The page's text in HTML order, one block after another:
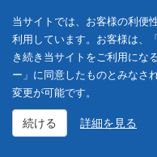
当サイトでは、お客様の利便
利用しています。お客様は、
き続き当サイトをご利用にな
ー」に同意したものとみなさ
変更が可能です。
続ける 詳細を見る